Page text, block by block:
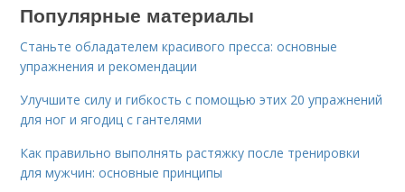
Популярные материалы
Станьте обладателем красивого пресса: основные
упражнения и рекомендации
Улучшите силу и гибкость с помощью этих 20 упражнений
для ног и ягодиц с гантелями
Как правильно выполнять растяжку после тренировки
для мужчин: основные принципы